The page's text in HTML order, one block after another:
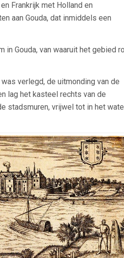
Frankrijk met Holland en
aan Gouda, dat inmiddels een
Gouda, van waaruit het gebied
verlegd, de uitmonding van de
lag het kasteel rechts van de
stadsmuren, vrijwel tot in het